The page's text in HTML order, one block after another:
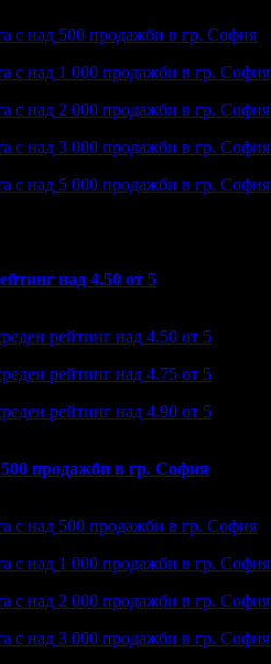
с над 500 продажби в гр. София
с над 1 000 продажби в гр. София
с над 2 000 продажби в гр. София
с над 3 000 продажби в гр. София
с над 5 000 продажби в гр. София
над 4.50 от 5
рейтинг над 4.50 от 5
рейтинг над 4.75 от 5
рейтинг над 4.90 от 5
продажби в гр. София
с над 500 продажби в гр. София
с над 1 000 продажби в гр. София
с над 2 000 продажби в гр. София
с над 3 000 продажби в гр. София